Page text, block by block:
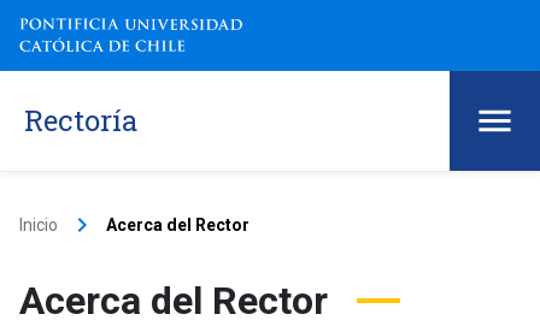
Rectoría
Inicio keyboard_arrow_right Acerca del Rector
Acerca del Rector